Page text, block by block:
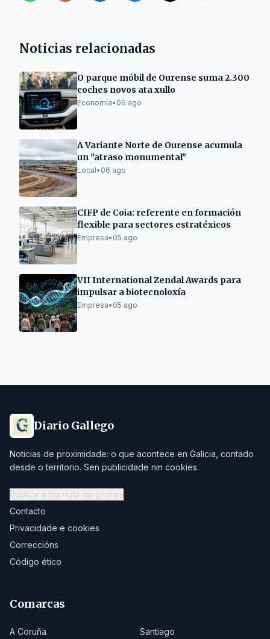
Noticias relacionadas
O parque móbil de Ourense suma 2.300
coches novos ata xullo
Economía• 06 ago
A Variante Norte de Ourense acumula
un "atraso monumental"
Local• 06 ago
CIFP de Coia: referente en formación
flexible para sectores estratéxicos
Empresa• 05 ago
VII International Zendal Awards para
impulsar a biotecnoloxía
Empresa• 05 ago
Diario Gallego
Noticias de proximidade: o que acontece en Galicia, contado
desde o territorio. Sen publicidade nin cookies.
Publica a túa nota de prensa
Contacto
Privacidade e cookies
Correccións
Código ético
Comarcas
A Coruña
Santiago